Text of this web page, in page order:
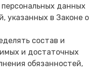
персональных данных
указанных в Законе о
состав и
и достаточных
обязанностей,